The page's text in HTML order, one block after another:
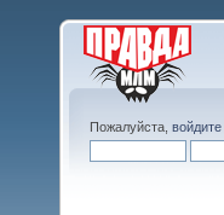
Пожалуйста, войдите